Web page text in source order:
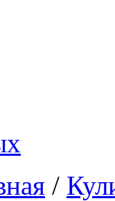
/